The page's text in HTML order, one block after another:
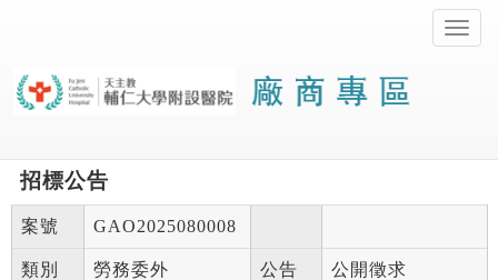
切
換
表
招標公告
案號 GAO2025080008
類別 勞務委外
公告
公開徵求